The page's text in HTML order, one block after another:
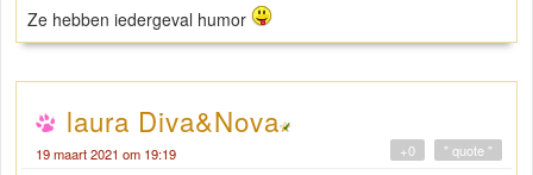
Ze hebben iedergeval humor
laura Diva&Nova
19 maart 2021 om 19:19 " quote "
+0